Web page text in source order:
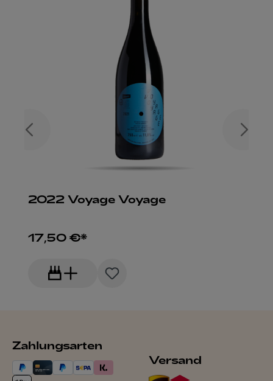
2022 Voyage Voyage
17,50 €*
Zahlungsarten
Versand